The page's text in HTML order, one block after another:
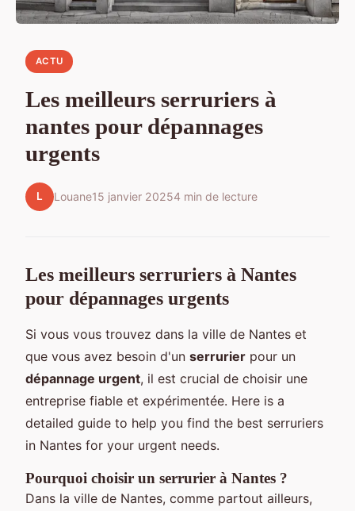
ACTU
Les meilleurs serruriers à
nantes pour dépannages
urgents
L Louane15 janvier 20254 min de lecture
Les meilleurs serruriers à Nantes
pour dépannages urgents
Si vous vous trouvez dans la ville de Nantes et
que vous avez besoin d'un serrurier pour un
dépannage urgent, il est crucial de choisir une
entreprise fiable et expérimentée. Here is a
detailed guide to help you find the best serruriers
in Nantes for your urgent needs.
Pourquoi choisir un serrurier à Nantes ?
Dans la ville de Nantes, comme partout ailleurs,